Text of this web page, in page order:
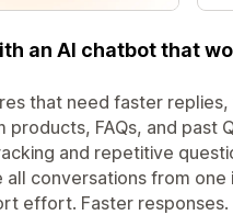
an AI chatbot that
that need faster
FAQs, and past
and repetitive
conversations from one
effort. Faster